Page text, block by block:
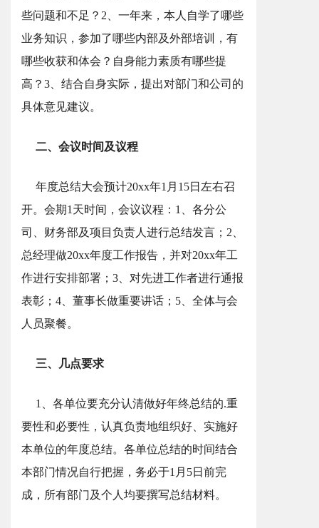
些问题和不足？2、一年来，本人自学了哪些
业务知识，参加了哪些内部及外部培训，有
哪些收获和体会？自身能力素质有哪些提
高？3、结合自身实际，提出对部门和公司的
具体意见建议。
二、会议时间及议程
年度总结大会预计20xx年1月15日左右召
开。会期1天时间，会议议程：1、各分公
司、财务部及项目负责人进行总结发言；2、
总经理做20xx年度工作报告，并对20xx年工
作进行安排部署；3、对先进工作者进行通报
表彰；4、董事长做重要讲话；5、全体与会
人员聚餐。
三、几点要求
1、各单位要充分认清做好年终总结的.重
要性和必要性，认真负责地组织好、实施好
本单位的年度总结。各单位总结的时间结合
本部门情况自行把握，务必于1月5日前完
成，所有部门及个人均要撰写总结材料。